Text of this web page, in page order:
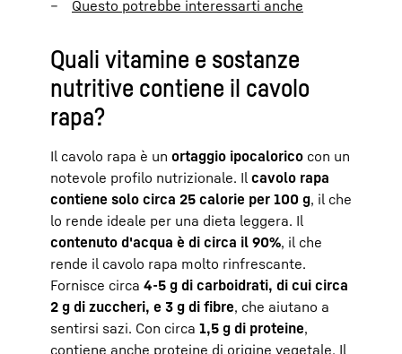
Questo potrebbe interessarti anche
Quali vitamine e sostanze
nutritive contiene il cavolo
rapa?
Il cavolo rapa è un ortaggio ipocalorico con un
notevole profilo nutrizionale. Il cavolo rapa
contiene solo circa 25 calorie per 100 g, il che
lo rende ideale per una dieta leggera. Il
contenuto d'acqua è di circa il 90%, il che
rende il cavolo rapa molto rinfrescante.
Fornisce circa 4-5 g di carboidrati, di cui circa
2 g di zuccheri, e 3 g di fibre, che aiutano a
sentirsi sazi. Con circa 1,5 g di proteine,
contiene anche proteine di origine vegetale. Il